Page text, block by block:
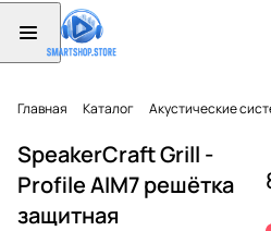
Главная Каталог Акустические
SpeakerCraft Grill -
Profile AIM7 решётка
защитная